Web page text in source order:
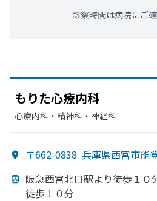
診察時間は病院にご
もりた心療内科
心療内科・​精神科・神経科
〒662-0838 兵庫県西宮市能
阪急西宮北口駅より徒歩１０
徒歩１０分